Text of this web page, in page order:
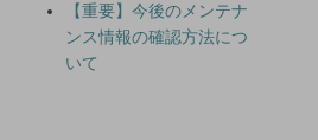
【重要】今後のメンテナ
ンス情報の確認方法につ
いて